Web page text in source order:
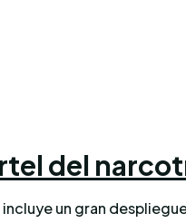
del
incluye un gran